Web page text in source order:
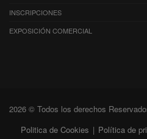
INSCRIPCIONES
EXPOSICIÓN COMERCIAL
2026 © Todos los derechos
Politica de Cookies | Política de